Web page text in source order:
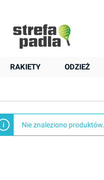
RAKIETY ODZIEŻ
Zamst
Nie znaleziono produktów.